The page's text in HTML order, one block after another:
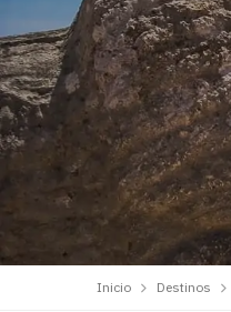
Inicio Destinos